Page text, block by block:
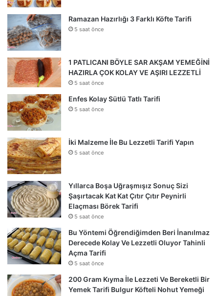
Ramazan Hazırlığı 3 Farklı Köfte Tarifi
5 saat önce
1 PATLICANI BÖYLE SAR AKŞAM YEMEĞİNİ
HAZIRLA ÇOK KOLAY VE AŞIRI LEZZETLİ
5 saat önce
Enfes Kolay Sütlü Tatlı Tarifi
5 saat önce
İki Malzeme İle Bu Lezzetli Tarifi Yapın
5 saat önce
Yıllarca Boşa Uğraşmışız Sonuç Sizi
Şaşırtacak Kat Kat Çıtır Çıtır Peynirli
Elaçması Börek Tarifi
5 saat önce
Bu Yöntemi Öğrendiğimden Beri İnanılmaz
Derecede Kolay Ve Lezzetli Oluyor Tahinli
Açma Tarifi
5 saat önce
200 Gram Kıyma İle Lezzeti Ve Bereketli Bir
Yemek Tarifi Bulgur Köfteli Nohut Yemeği